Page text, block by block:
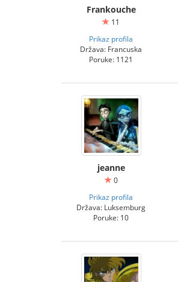
Frankouche
11
Prikaz profila
Država: Francuska
Poruke: 1121
jeanne
0
Prikaz profila
Država: Luksemburg
Poruke: 10